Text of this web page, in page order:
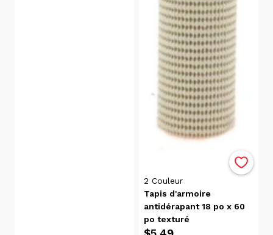
ancienne
Popularité
Prix
$0.00
Disponibilité
Trois-
Rivières
(3)
2 Couleur
Tapis d'armoire
antidérapant 18 po x 60
po texturé